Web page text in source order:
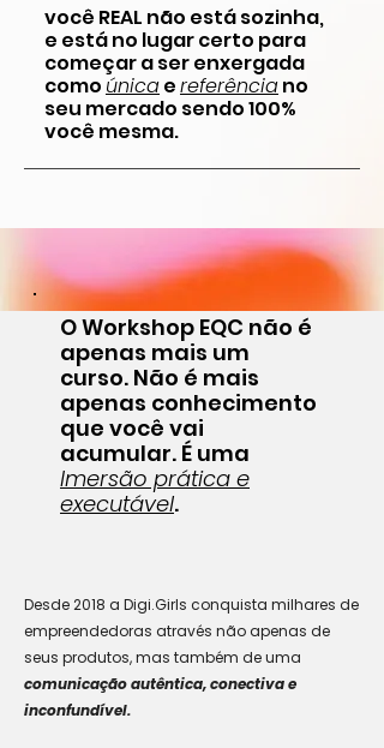
você REAL não está sozinha,
e está no lugar certo para
começar a ser enxergada
como únicaereferênciano
seu mercado sendo 100%
você mesma.
O Workshop EQC não é
apenas mais um
curso. Não é mais
apenas conhecimento
que você vai
acumular. É uma
Imersão prática e
executável.
Desde 2018 a Digi.Girls conquista milhares de
empreendedoras através não apenas de
seus produtos, mas também de uma
comunicação autêntica, conectiva e
inconfundível.